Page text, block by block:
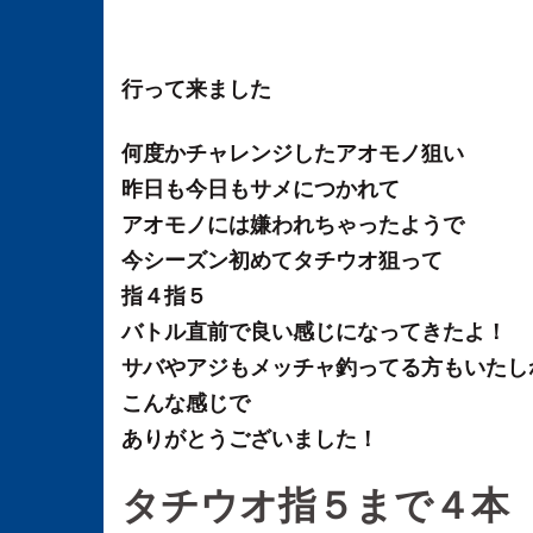
行って来ました
何度かチャレンジしたアオモノ狙い
昨日も今日もサメにつかれて
アオモノには嫌われちゃったようで
今シーズン初めてタチウオ狙って
指４指５
バトル直前で良い感じになってきたよ！
サバやアジもメッチャ釣ってる方もいたし
こんな感じで
ありがとうございました！
タチウオ指５まで４本